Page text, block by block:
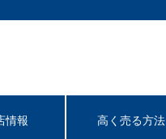
情報 高く売る方法